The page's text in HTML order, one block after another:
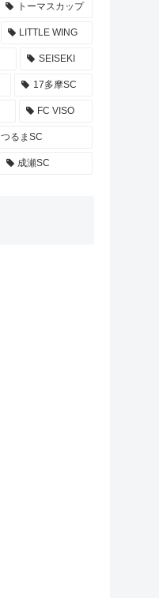
トーマスカップ
LITTLE WING
SEISEKI
17多摩SC
FC VISO
つるまSC
成瀬SC